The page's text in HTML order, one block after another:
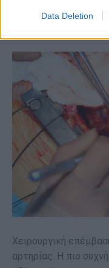
Data Deletion
ρυθμό από μόνη
Χειρουργική
αρτηρίας. Η πιο